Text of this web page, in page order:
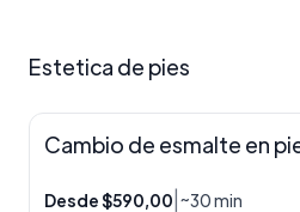
Estetica de pies
Cambio de esmalte en
Desde $590,00 ~30 min